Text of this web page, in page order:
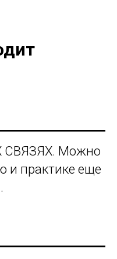
СВЯЗЯХ. Можно
и практике еще